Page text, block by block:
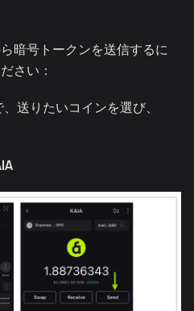
暗号トークンを送信するに
さい：
送りたいコインを選び、